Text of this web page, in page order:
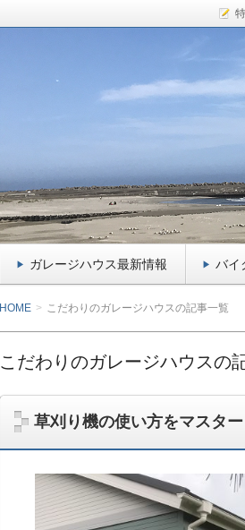
サーファー&ライ
イクガレージ・ペ
千葉県九十九里のガレージハウス、
介！ドッグフード大好きな愛犬kiki
ガレージハウス最新情報 バイ
HOME こだわりのガレージハウスの記事一覧
こだわりのガレージハウスの
草刈り機の使い方をマスタ